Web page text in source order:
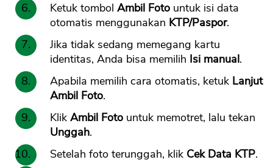
Ketuk tombol Ambil Foto untuk isi data
otomatis menggunakan KTP/Paspor.
Jika tidak sedang memegang kartu
identitas, Anda bisa memilih Isi manual.
Apabila memilih cara otomatis, ketuk Lanjut
Ambil Foto.
Klik Ambil Foto untuk memotret, lalu tekan
Unggah.
Setelah foto terunggah, klik Cek Data KTP.